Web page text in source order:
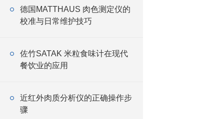
德国MATTHAUS 肉色测定仪的
校准与日常维护技巧
佐竹SATAK 米粒食味计在现代
餐饮业的应用
近红外肉质分析仪的正确操作步
骤